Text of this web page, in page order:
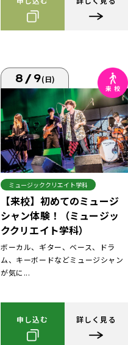
8/9(日)
ミュージッククリエイト学科
【来校】初めてのミュージ
シャン体験！（ミュージッ
ククリエイト学科）
ボーカル、ギター、ベース、ドラ
ム、キーボードなどミュージシャン
が気に...
申し込む 詳しく見る